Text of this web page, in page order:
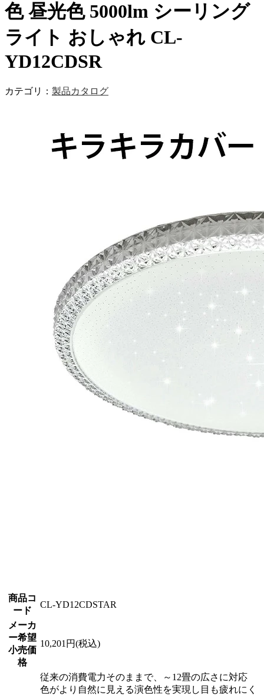
色 昼光色 5000lm シーリング
ライト おしゃれ CL-
YD12CDSR
カテゴリ： 製品カタログ
商品コ
ード
CL-YD12CDSTAR
メーカ
ー希望
小売価
格
10,201円(税込)
従来の消費電力そのままで、～12畳の広さに対応
色がより自然に見える演色性を実現し目も疲れにく